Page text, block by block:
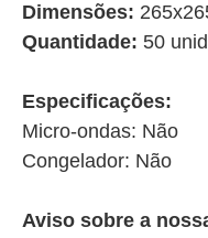
Dimensões:
Quantidade: 50
Especificações:
Micro-ondas: Não
Congelador: Não
Aviso sobre a